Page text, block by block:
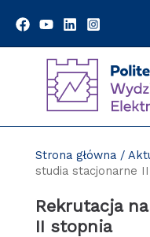
Strona główna/
studia stacjonarne
Rekrutacja
II stopnia